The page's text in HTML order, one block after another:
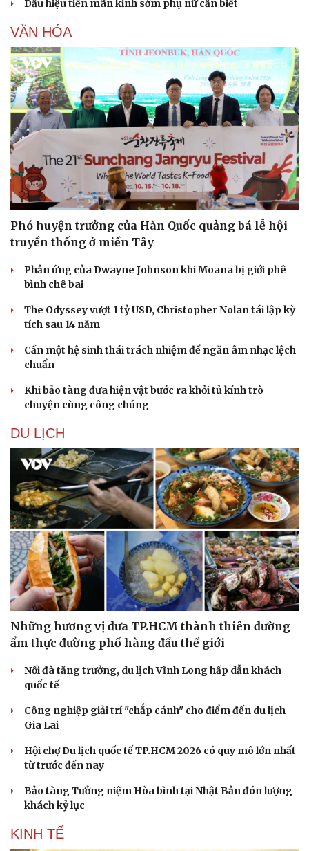
Văn hóa
Sân khấu - Điện ảnh
Văn học
Âm nhạc
Di sản
Nghệ sĩ
Thời trang
Sao Việt
Dấu hiệu tiền mãn kinh sớm phụ nữ cần biết
VĂN HÓA
Phó huyện trưởng của Hàn Quốc quảng bá lễ hội
truyền thống ở miền Tây
Phản ứng của Dwayne Johnson khi Moana bị giới phê
bình chê bai
The Odyssey vượt 1 tỷ USD, Christopher Nolan tái lập kỳ
tích sau 14 năm
Cần một hệ sinh thái trách nhiệm để ngăn âm nhạc lệch
chuẩn
Khi bảo tàng đưa hiện vật bước ra khỏi tủ kính trò
chuyện cùng công chúng
DU LỊCH
Những hương vị đưa TP.HCM thành thiên đường
ẩm thực đường phố hàng đầu thế giới
Nối đà tăng trưởng, du lịch Vĩnh Long hấp dẫn khách
quốc tế
Công nghiệp giải trí "chắp cánh" cho điểm đến du lịch
Gia Lai
Hội chợ Du lịch quốc tế TP.HCM 2026 có quy mô lớn nhất
từ trước đến nay
Bảo tàng Tưởng niệm Hòa bình tại Nhật Bản đón lượng
khách kỷ lục
KINH TẾ